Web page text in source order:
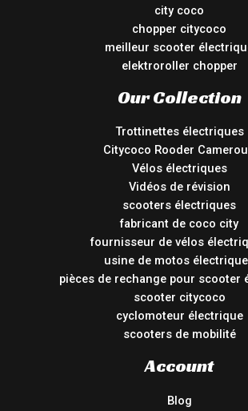
city coco
chopper citycoco
meilleur scooter
elektroroller chopper
Our Collection
Trottinettes électriques
Citycoco Rooder
Vélos électriques
Vidéos de révision
scooters électriques
fabricant de coco city
fournisseur de vélos
usine de motos
pièces de rechange pour scooter
scooter citycoco
cyclomoteur électrique
scooters de mobilité
Account
Blog